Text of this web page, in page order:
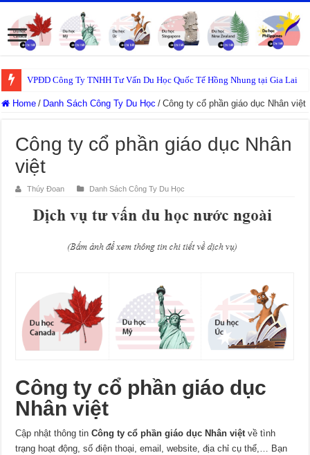
VPĐD Công Ty TNHH Tư Vấn Du Học Quốc Tế Hồng Nhung tại Gia Lai
Home / Danh Sách Công Ty Du Học / Công ty cổ phần giáo dục Nhân việt
Công ty cổ phần giáo dục Nhân
việt
Thúy Đoan Danh Sách Công Ty Du Học
Công ty cổ phần giáo dục
Nhân việt
Cập nhật thông tinCông ty cổ phần giáo dục Nhân việtvề tình
trạng hoạt động, số điện thoại, email, website, địa chỉ cụ thể,… Bạn